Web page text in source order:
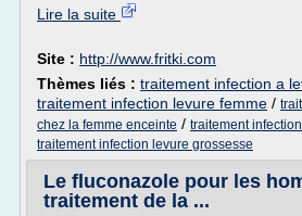
Lire la suite
Site : http://www.fritki.com
Thèmes liés : traitement infection a
traitement infection levure femme /
chez la femme enceinte / traitement
traitement infection levure grossesse
Le fluconazole pour les
traitement de la ...